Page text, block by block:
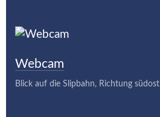
Webcam
Blick auf die Slipbahn, Richtung südost